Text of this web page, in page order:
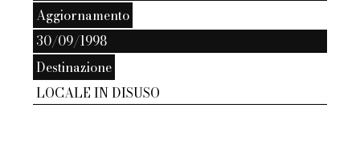
Aggiornamento
30/09/1998
Destinazione
LOCALE IN DISUSO